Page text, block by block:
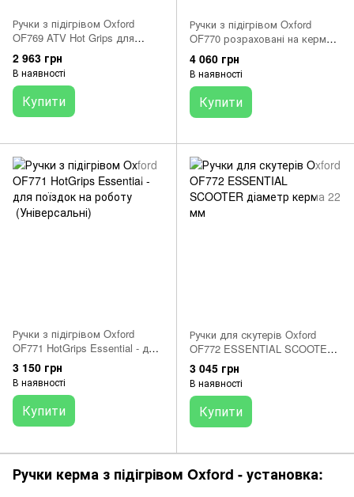
Ручки з підігрівом Oxford
OF769 ATV Hot Grips для
квадроциклів
2 963 грн
В наявності
Купити
Ручки з підігрівом Oxford
OF770 розраховані на кермо
діаметром 22 мм і довжиною
130/121 мм
4 060 грн
В наявності
Купити
Ручки з підігрівом Oxford
OF771 HotGrips Essential - для
поїздок на роботу
(Універсальні)
3 150 грн
В наявності
Купити
Ручки для скутерів Oxford
OF772 ESSENTIAL SCOOTER
діаметр керма 22 мм
3 045 грн
В наявності
Купити
Ручки керма з підігрівом Oxford - установка: